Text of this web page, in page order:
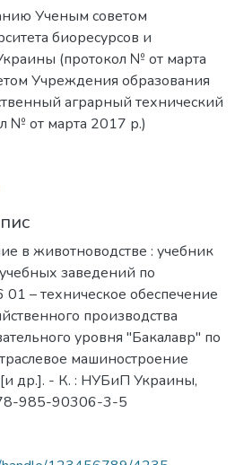
Ученым советом
биоресурсов и
(протокол № от марта
Учреждения образования
аграрный технический
№ от марта 2017 р.)
в животноводстве : учебник
заведений по
– техническое обеспечение
производства
уровня "Бакалавр" по
машиностроение
др.]. - К. : НУБиП Украины,
985-90306-3-5